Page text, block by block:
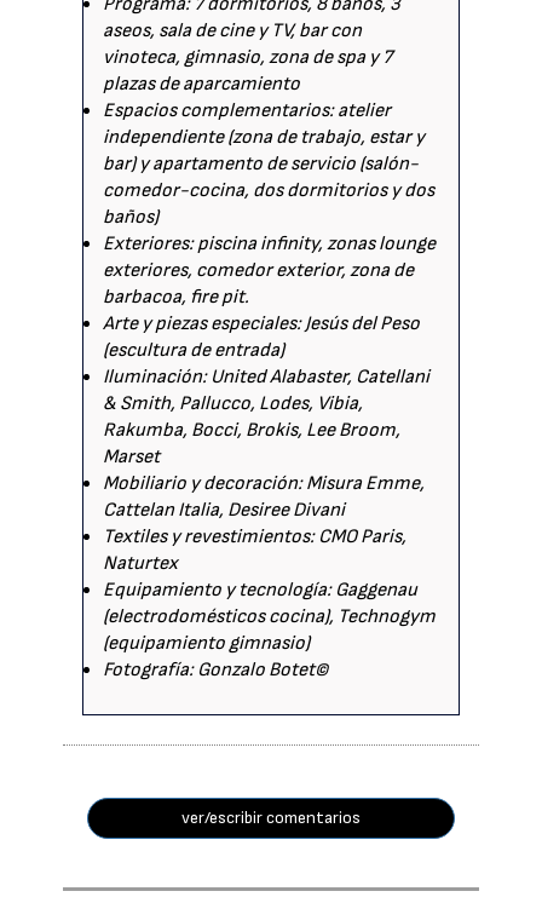
aseos, sala de cine y TV, bar con
vinoteca, gimnasio, zona de spa y 7
plazas de aparcamiento
Espacios complementarios: atelier
independiente (zona de trabajo, estar y
bar) y apartamento de servicio (salón-
comedor-cocina, dos dormitorios y dos
baños)
Exteriores: piscina infinity, zonas lounge
exteriores, comedor exterior, zona de
barbacoa, fire pit.
Arte y piezas especiales: Jesús del Peso
(escultura de entrada)
Iluminación: United Alabaster, Catellani
& Smith, Pallucco, Lodes, Vibia,
Rakumba, Bocci, Brokis, Lee Broom,
Marset
Mobiliario y decoración: Misura Emme,
Cattelan Italia, Desiree Divani
Textiles y revestimientos: CMO Paris,
Naturtex
Equipamiento y tecnología: Gaggenau
(electrodomésticos cocina), Technogym
(equipamiento gimnasio)
Fotografía: Gonzalo Botet©
ver/escribir comentarios